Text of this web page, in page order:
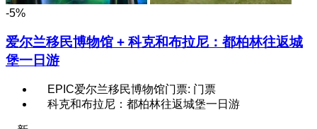
-5%
爱尔兰移民博物馆 + 科克和布拉尼：都柏林往返城
堡一日游
EPIC爱尔兰移民博物馆门票: 门票
科克和布拉尼：都柏林往返城堡一日游